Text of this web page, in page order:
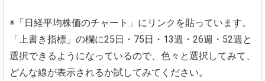
※「日経平均株価のチャート」にリンクを貼っています。
「上書き指標」の欄に25日・75日・13週・26週・52週と
選択できるようになっているので、色々と選択してみて、
どんな線が表示されるか試してみてください。